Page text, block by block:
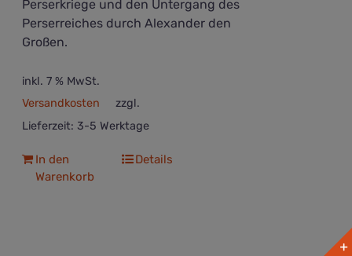
Perserkriege und den Untergang des
Perserreiches durch Alexander den
Großen.
inkl. 7 % MwSt.
zzgl.
Versandkosten
Lieferzeit: 3-5 Werktage
In den
Warenkorb
Details